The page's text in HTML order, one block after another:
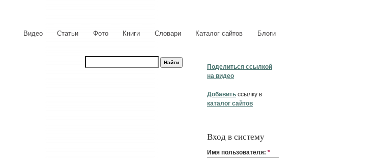
Видео Статьи Фото Книги Словари Каталог сайтов Блоги
Поделиться ссылкой
на видео
Добавить ссылку в
каталог сайтов
Вход в систему
Имя пользователя: *